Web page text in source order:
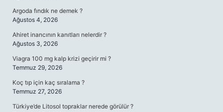
Argoda fındık ne demek ?
Ağustos 4, 2026
Ahiret inancının kanıtları nelerdir ?
Ağustos 3, 2026
Viagra 100 mg kalp krizi geçirir mi ?
Temmuz 29, 2026
Koç tıp için kaç sıralama ?
Temmuz 27, 2026
Türkiye’de Litosol topraklar nerede görülür ?